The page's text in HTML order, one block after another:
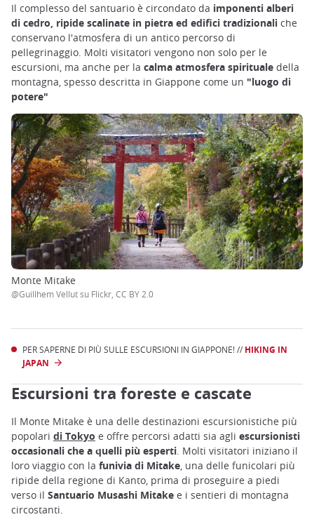
Il complesso del santuario è circondato da imponenti alberi
di cedro, ripide scalinate in pietra ed edifici tradizionali che
conservano l'atmosfera di un antico percorso di
pellegrinaggio. Molti visitatori vengono non solo per le
escursioni, ma anche per la calma atmosfera spirituale della
montagna, spesso descritta in Giappone come un "luogo di
potere"
Monte Mitake
@Guillhem Vellut su Flickr, CC BY 2.0
PER SAPERNE DI PIÙ SULLE ESCURSIONI IN GIAPPONE! // HIKING IN
JAPAN
Escursioni tra foreste e cascate
Il Monte Mitake è una delle destinazioni escursionistiche più
popolari di Tokyo e offre percorsi adatti sia agli escursionisti
occasionali che a quelli più esperti. Molti visitatori iniziano il
loro viaggio con la funivia di Mitake, una delle funicolari più
ripide della regione di Kanto, prima di proseguire a piedi
verso il Santuario Musashi Mitake e i sentieri di montagna
circostanti.